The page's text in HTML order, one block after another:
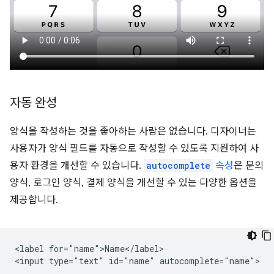
자동 완성
양식을 작성하는 것을 좋아하는 사람은 없습니다. 디자이너는
사용자가 양식 필드를 자동으로 작성할 수 있도록 지원하여 사
용자 환경을 개선할 수 있습니다. autocomplete 속성은 문의
양식, 로그인 양식, 결제 양식을 개선할 수 있는 다양한 옵션을
제공합니다.
<label for="name">Name</label>